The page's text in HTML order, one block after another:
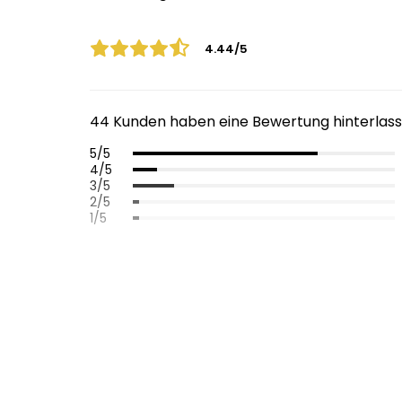
4.44/5
44 Kunden haben eine Bewertung
5/5
4/5
3/5
2/5
1/5